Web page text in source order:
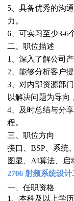
5、具备优秀的沟
力。
6、可实习至少3-6
二、职位描述
1、深入了解公司
2、能够分析客户
3、对内部资源部
以解决问题为导向
4、及时总结与分
程。
三、职位方向
接口、BSP 、系统
图显、AI算法、启
2706 射频系统设
一、任职资格
1、本科及以上学